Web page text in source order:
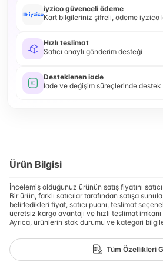
iyzico güvenceli ödeme
Kart bilgileriniz şifreli, ödeme iyzico
Hızlı teslimat
Satıcı onaylı gönderim desteği
Desteklenen iade
İade ve değişim süreçlerinde destek
Ürün Bilgisi
İncelemiş olduğunuz ürünün satış fiyatını
Bir ürün, farklı satıcılar tarafından satışa
belirledikleri fiyat, satıcı puanı, teslimat
ücretsiz kargo avantajı ve hızlı teslimat
Ayrıca, ürünlerin stok durumu ve kategori
Tüm Özellikleri